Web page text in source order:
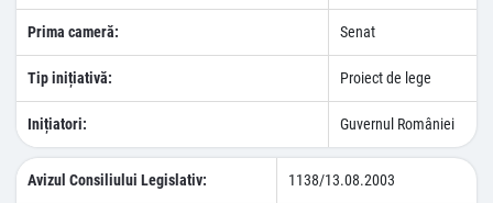
Prima cameră: Senat
Tip inițiativă: Proiect de lege
Inițiatori: Guvernul României
Avizul Consiliului Legislativ: 1138/13.08.2003